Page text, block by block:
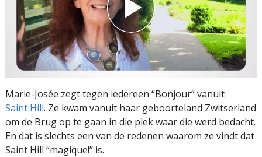
Marie-Josée zegt tegen iedereen “Bonjour” vanuit
Saint Hill. Ze kwam vanuit haar geboorteland Zwitserland
om de Brug op te gaan in die plek waar die werd bedacht.
En dat is slechts een van de redenen waarom ze vindt dat
Saint Hill “magique!” is.